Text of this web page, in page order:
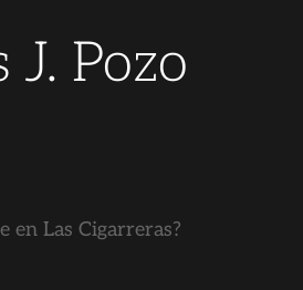
Pozo
en Las Cigarreras?